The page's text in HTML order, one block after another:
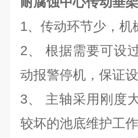
1、传动环节少，
2、 根据需要可设
动报警停机，保证
3、 主轴采用刚度
较坏的池底维护工作